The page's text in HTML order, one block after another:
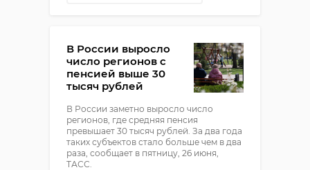
В России выросло
число регионов с
пенсией выше 30
тысяч рублей
В России заметно выросло число
регионов, где средняя пенсия
превышает 30 тысяч рублей. За два года
таких субъектов стало больше чем в два
раза, сообщает в пятницу, 26 июня,
ТАСС.